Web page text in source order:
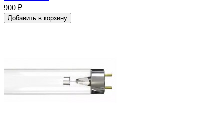
900 ₽
Добавить в корзину